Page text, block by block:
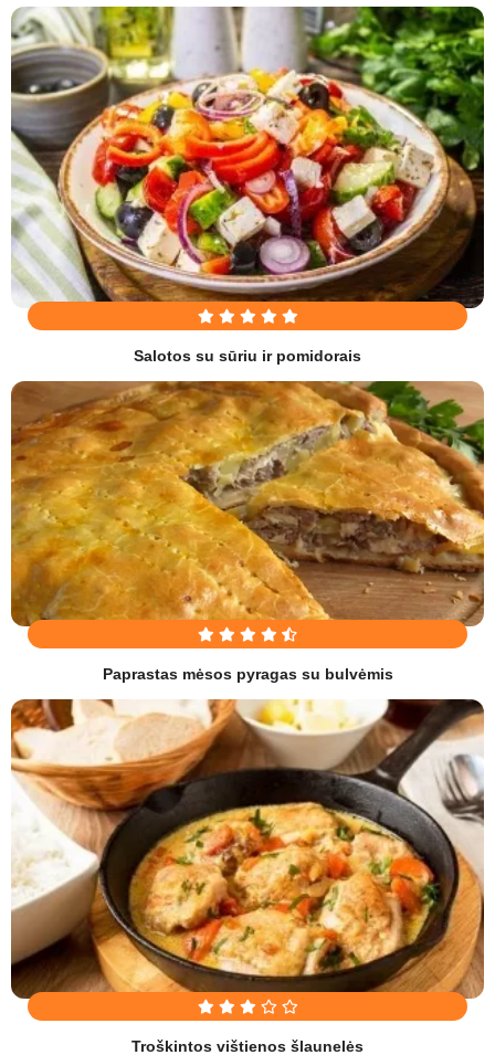
Salotos su sūriu ir pomidorais
Paprastas mėsos pyragas su bulvėmis
Troškintos vištienos šlaunelės